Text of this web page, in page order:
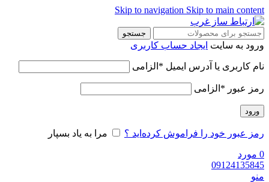
Skip to navigation Skip to main content
جستجو
ورود به سایت ایجاد حساب کاربری
نام کاربری یا آدرس ایمیل * الزامی
رمز عبور * الزامی
ورود
رمز عبور خود را فراموش کرده‌اید ؟ مرا به یاد بسپار
0 مورد
09124135845
منو